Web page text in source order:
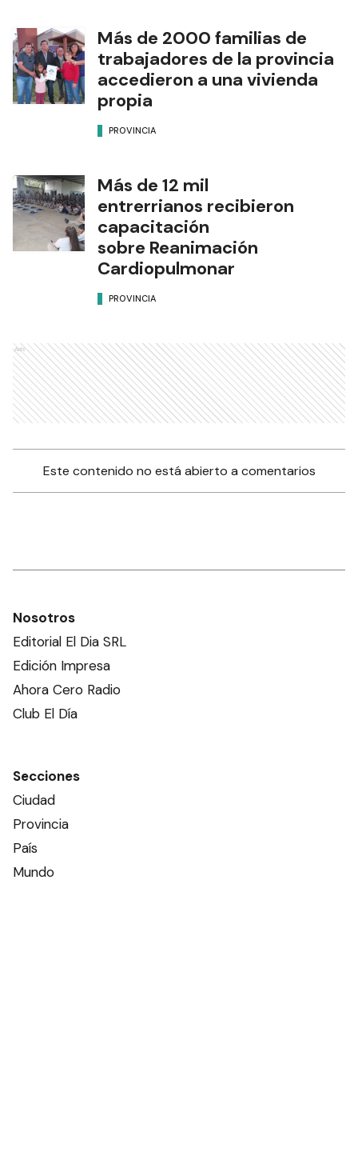
Más de 2000 familias de
trabajadores de la provincia
accedieron a una vivienda
propia
PROVINCIA
Más de 12 mil
entrerrianos recibieron
capacitación
sobre Reanimación
Cardiopulmonar
PROVINCIA
Ads
Este contenido no está abierto a comentarios
Nosotros
Editorial El Dia SRL
Edición Impresa
Ahora Cero Radio
Club El Día
Secciones
Ciudad
Provincia
País
Mundo